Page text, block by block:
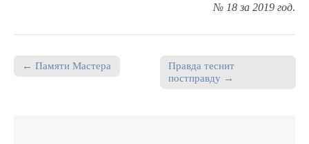
№ 18 за 2019 год.
← Памяти Мастера
Правда теснит
постправду →